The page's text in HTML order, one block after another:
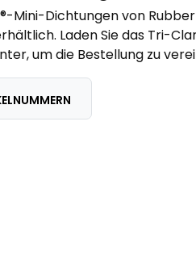
Mini-Dichtungen von
Laden Sie das Tri-
um die Bestellung zu